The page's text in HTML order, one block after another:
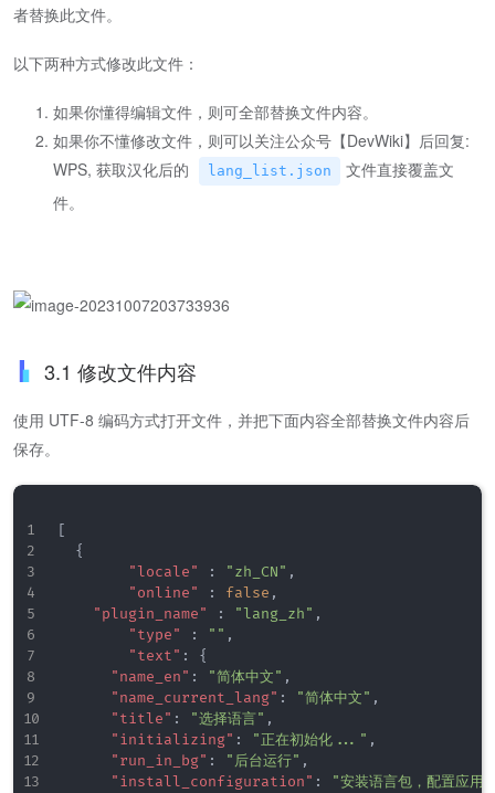
者替换此文件。
以下两种方式修改此文件：
如果你懂得编辑文件，则可全部替换文件内容。
如果你不懂修改文件，则可以关注公众号【DevWiki】后回复:
WPS, 获取汉化后的
lang_list.json
文件直接覆盖文
件。
3.1 修改文件内容
使用 UTF-8 编码方式打开文件，并把下面内容全部替换文件内容后
保存。
[
{
"locale"
: "zh_CN" ,
"online"
: false ,
"plugin_name"
: "lang_zh" ,
"type"
: "" ,
"text" :
{
"name_en" : "简体中文" ,
"name_current_lang" : "简体中文" ,
"title" : "选择语言" ,
"initializing" : "正在初始化..." ,
"run_in_bg" : "后台运行" ,
"install_configuration" :
"安装语言包，配置应用